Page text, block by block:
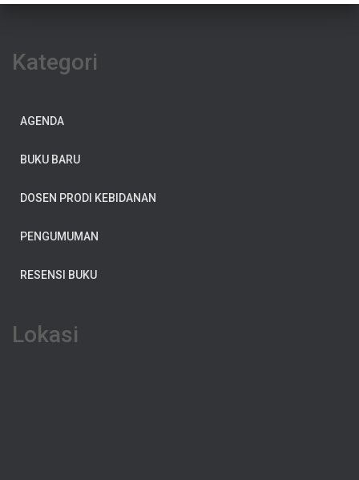
Kategori
AGENDA
BUKU BARU
DOSEN PRODI KEBIDANAN
PENGUMUMAN
RESENSI BUKU
Lokasi